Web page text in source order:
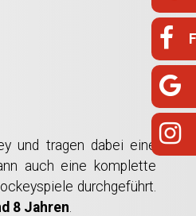
und tragen dabei eine
auch eine komplette
durchgeführt.
8 Jahren